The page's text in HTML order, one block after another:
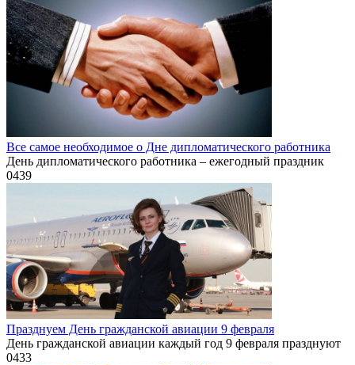
Все самое необходимое о Дне дипломатического работника
День дипломатического работника – ежегодный праздник
0439
Празднуем День гражданской авиации 9 февраля
День гражданской авиации каждый год 9 февраля празднуют
0433